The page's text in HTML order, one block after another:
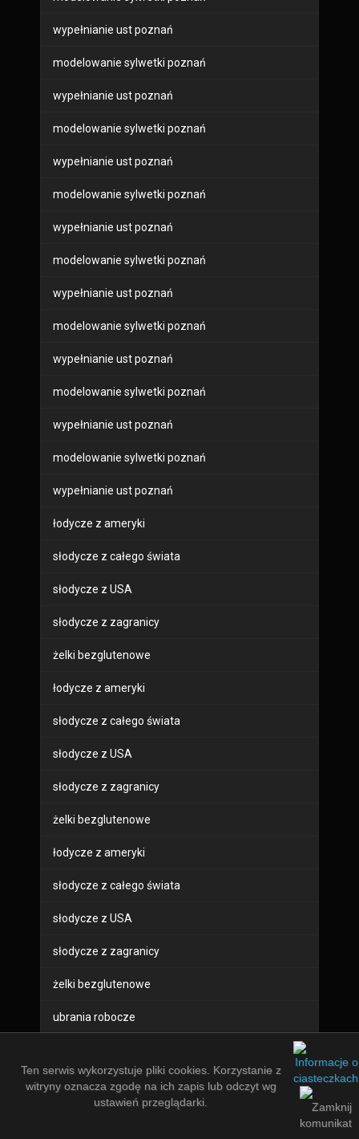
wypełnianie ust poznań
modelowanie sylwetki poznań
wypełnianie ust poznań
modelowanie sylwetki poznań
wypełnianie ust poznań
modelowanie sylwetki poznań
wypełnianie ust poznań
modelowanie sylwetki poznań
wypełnianie ust poznań
modelowanie sylwetki poznań
wypełnianie ust poznań
modelowanie sylwetki poznań
wypełnianie ust poznań
modelowanie sylwetki poznań
wypełnianie ust poznań
łodycze z ameryki
słodycze z całego świata
słodycze z USA
słodycze z zagranicy
żelki bezglutenowe
łodycze z ameryki
słodycze z całego świata
słodycze z USA
słodycze z zagranicy
żelki bezglutenowe
łodycze z ameryki
słodycze z całego świata
słodycze z USA
słodycze z zagranicy
żelki bezglutenowe
ubrania robocze
sprzęt bhp
Ten serwis wykorzystuje pliki cookies. Korzystanie z
witryny oznacza zgodę na ich zapis lub odczyt wg
ustawień przeglądarki.